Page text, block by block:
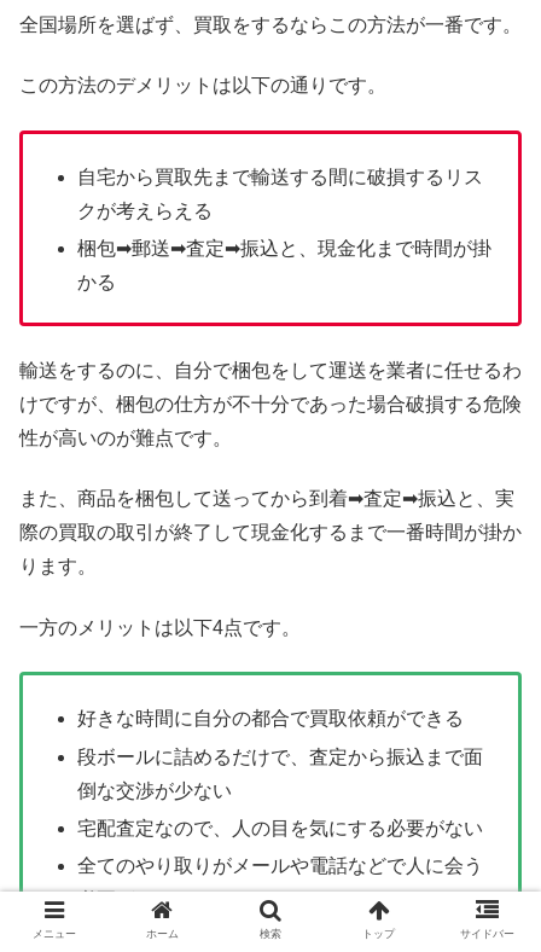
全国場所を選ばず、買取をするならこの方法が一番です。
この方法のデメリットは以下の通りです。
自宅から買取先まで輸送する間に破損するリス
クが考えらえる
梱包➡郵送➡査定➡振込と、現金化まで時間が掛
かる
輸送をするのに、自分で梱包をして運送を業者に任せるわ
けですが、梱包の仕方が不十分であった場合破損する危険
性が高いのが難点です。
また、商品を梱包して送ってから到着➡査定➡振込と、実
際の買取の取引が終了して現金化するまで一番時間が掛か
ります。
一方のメリットは以下4点です。
好きな時間に自分の都合で買取依頼ができる
段ボールに詰めるだけで、査定から振込まで面
倒な交渉が少ない
宅配査定なので、人の目を気にする必要がない
全てのやり取りがメールや電話などで人に会う
必要がない
メニュー ホーム 検索 トップ サイドバー